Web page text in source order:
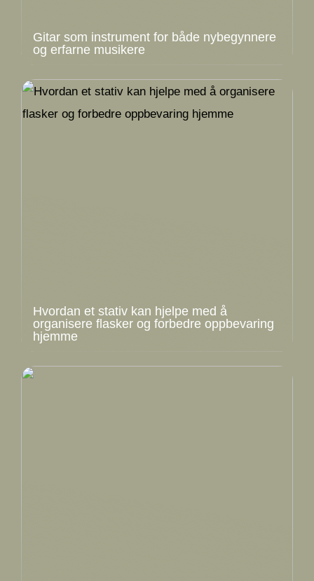
Gitar som instrument for både nybegynnere
og erfarne musikere
Hvordan et stativ kan hjelpe med å
organisere flasker og forbedre oppbevaring
hjemme